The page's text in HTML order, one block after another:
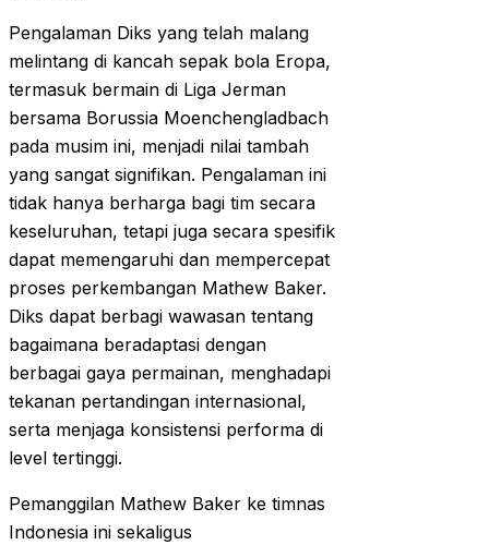
Pengalaman Diks yang telah malang
melintang di kancah sepak bola Eropa,
termasuk bermain di Liga Jerman
bersama Borussia Moenchengladbach
pada musim ini, menjadi nilai tambah
yang sangat signifikan. Pengalaman ini
tidak hanya berharga bagi tim secara
keseluruhan, tetapi juga secara spesifik
dapat memengaruhi dan mempercepat
proses perkembangan Mathew Baker.
Diks dapat berbagi wawasan tentang
bagaimana beradaptasi dengan
berbagai gaya permainan, menghadapi
tekanan pertandingan internasional,
serta menjaga konsistensi performa di
level tertinggi.
Pemanggilan Mathew Baker ke timnas
Indonesia ini sekaligus